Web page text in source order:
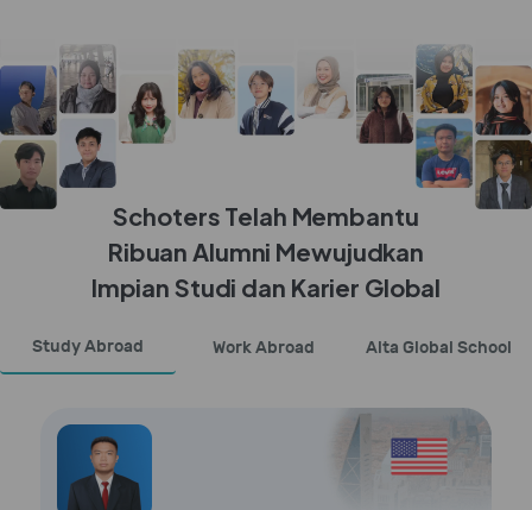
Schoters Telah Membantu
Ribuan Alumni Mewujudkan
Impian Studi dan Karier Global
Study Abroad Work Abroad Alta Global School